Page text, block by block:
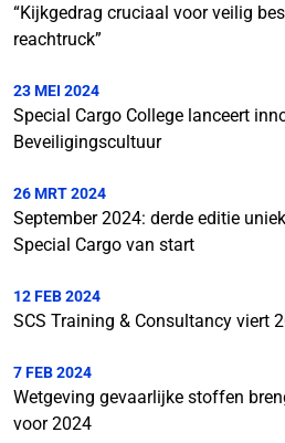
“Kijkgedrag cruciaal voor veilig
reachtruck”
23 MEI 2024
Special Cargo College lanceert
Beveiligingscultuur
26 MRT 2024
September 2024: derde editie
Special Cargo van start
12 FEB 2024
SCS Training & Consultancy viert
7 FEB 2024
Wetgeving gevaarlijke stoffen
voor 2024